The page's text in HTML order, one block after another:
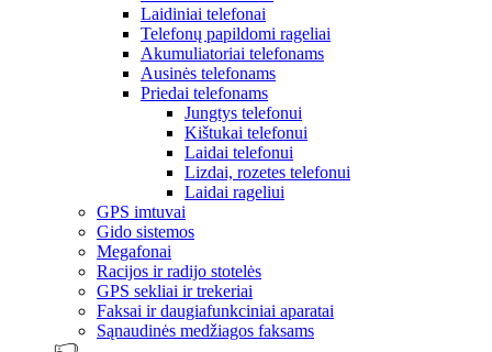
Laidiniai telefonai
Telefonų papildomi rageliai
Akumuliatoriai telefonams
Ausinės telefonams
Priedai telefonams
Jungtys telefonui
Kištukai telefonui
Laidai telefonui
Lizdai, rozetes telefonui
Laidai rageliui
GPS imtuvai
Gido sistemos
Megafonai
Racijos ir radijo stotelės
GPS sekliai ir trekeriai
Faksai ir daugiafunkciniai aparatai
Sąnaudinės medžiagos faksams